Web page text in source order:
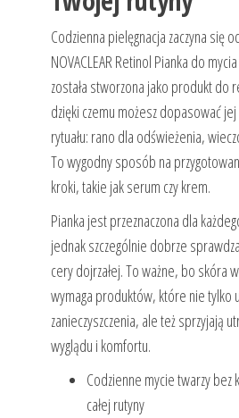
Codzienna pielęgnacja zaczyna się
NOVACLEAR Retinol Pianka do
została stworzona jako produkt do
dzięki czemu możesz dopasować
rytuału: rano dla odświeżenia,
To wygodny sposób na
kroki, takie jak serum czy krem.
Pianka jest przeznaczona dla
jednak szczególnie dobrze
cery dojrzałej. To ważne, bo skóra
wymaga produktów, które nie tylko
zanieczyszczenia, ale też sprzyjają
wyglądu i komfortu.
Codzienne mycie twarzy bez
całej rutyny